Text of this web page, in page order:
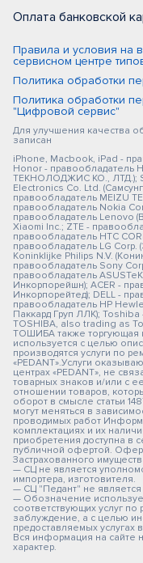
Оплата банковской
Правила и условия на
сервисном центре
Политика обработки
Политика обработки
"Цифровой сервис"
Для улучшения качества
записан
iPhone, Macbook, iPad -
Honor - правообладатель
ТЕКНОЛОДЖИС КО., ЛТД.);
Electronics Co. Ltd.
правообладатель MEIZU
правообладатель Nokia
правообладатель Lenovo
Xiaomi Inc.; ZTE -
правообладатель HTC
правообладатель LG
Koninklijke Philips N.V.
правообладатель Sony
правообладатель
Инкорпорейшн); ACER -
Инкорпорейтед); DELL -
правообладатель HP
Паккард Груп ЛЛК);
TOSHIBA, also trading as
ТОШИБА также торгующая
используется с целью
производятся услуги по
«PEDANT».Услуги
центрах «PEDANT», не
товарных знаков и/или с
отношении товаров,
оборот в смысле статьи
могут меняться в
проводимых работ
комплектациях и их
приобретения доступна в
публичной офертой.
Застрахованного
— СЦ не является
импортера, изготовителя.
— СЦ "Педант" не
— Обозначение
соответствующих услуг
заблуждение, а с целью
предоставляемых услугах
Вся информация на сайте
характер.